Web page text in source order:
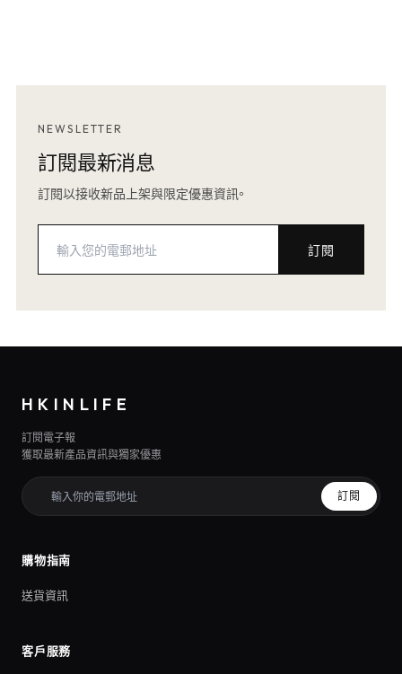
NEWSLETTER
訂閱最新消息
訂閱以接收新品上架與限定優惠資訊。
訂閱
HKINLIFE
訂閱電子報
獲取最新產品資訊與獨家優惠
訂閱
購物指南
送貨資訊
客戶服務